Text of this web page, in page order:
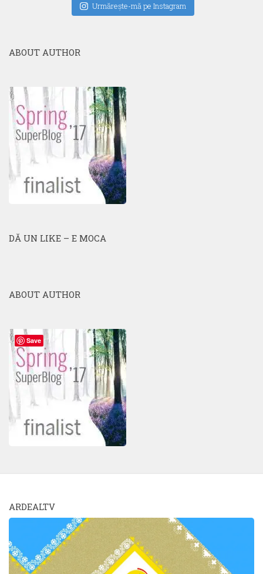
Urmăreşte-mă pe Instagram
ABOUT AUTHOR
DĂ UN LIKE – E MOCA
ABOUT AUTHOR
ARDEALTV
Save